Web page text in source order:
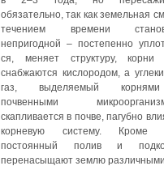
обязательно, так как земельная
течением времени
непригодной – постепенно
ся, меняет структуру, корни
снабжаются кислородом, а
газ, выделяемый
почвенными
скапливается в почве, пагубно
корневую систему. Кроме
постоянный полив и
перенасыщают землю различными